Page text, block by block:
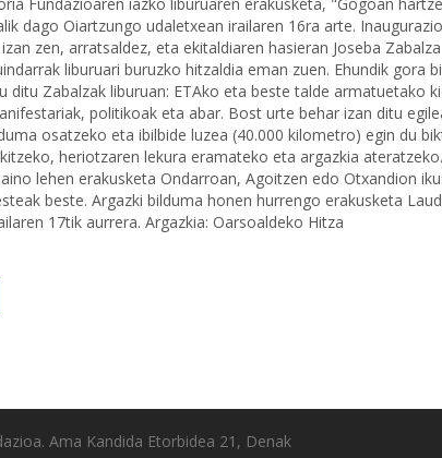
dago Oiartzungo udaletxean irailaren 16ra arte.
zen, arratsaldez, eta ekitaldiaren hasieran Joseba Zabalza
liburuari buruzko hitzaldia eman zuen. Ehundik gora
ditu Zabalzak liburuan: ETAko eta beste talde armatuetako
politikoak eta abar. Bost urte behar izan ditu
osatzeko eta ibilbide luzea (40.000 kilometro) egin du
heriotzaren lekura eramateko eta argazkia ateratzeko.
lehen erakusketa Ondarroan, Agoitzen edo Otxandion
beste. Argazki bilduma honen hurrengo erakusketa
17tik aurrera. Argazkia: Oarsoaldeko Hitza
Ama Kandida Etorbidea 21, Denak